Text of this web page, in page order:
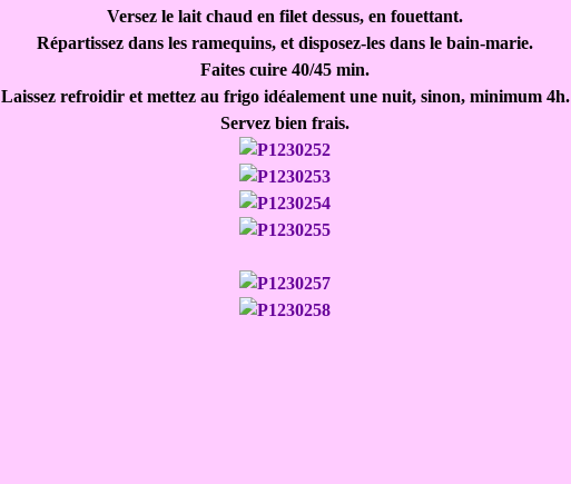
Versez le lait chaud en filet dessus, en fouettant.
Répartissez dans les ramequins, et disposez-les dans le bain-marie.
Faites cuire 40/45 min.
Laissez refroidir et mettez au frigo idéalement une nuit, sinon, minimum 4h.
Servez bien frais.